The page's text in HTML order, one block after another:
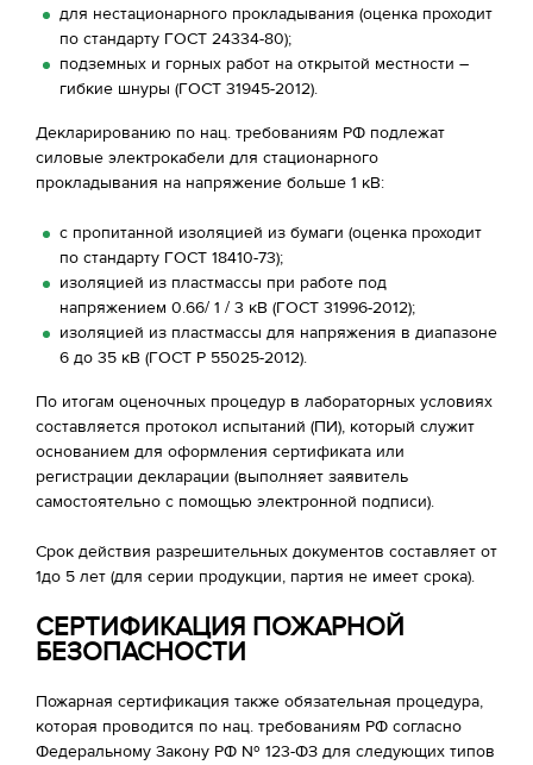
для нестационарного прокладывания (оценка проходит
по стандарту ГОСТ 24334-80);
подземных и горных работ на открытой местности –
гибкие шнуры (ГОСТ 31945-2012).
Декларированию по нац. требованиям РФ подлежат
силовые электрокабели для стационарного
прокладывания на напряжение больше 1 кВ:
с пропитанной изоляцией из бумаги (оценка проходит
по стандарту ГОСТ 18410-73);
изоляцией из пластмассы при работе под
напряжением 0.66/ 1 / 3 кВ (ГОСТ 31996-2012);
изоляцией из пластмассы для напряжения в диапазоне
6 до 35 кВ (ГОСТ Р 55025-2012).
По итогам оценочных процедур в лабораторных условиях
составляется протокол испытаний (ПИ), который служит
основанием для оформления сертификата или
регистрации декларации (выполняет заявитель
самостоятельно с помощью электронной подписи).
Срок действия разрешительных документов составляет от
1до 5 лет (для серии продукции, партия не имеет срока).
СЕРТИФИКАЦИЯ ПОЖАРНОЙ
БЕЗОПАСНОСТИ
Пожарная сертификация также обязательная процедура,
которая проводится по нац. требованиям РФ согласно
Федеральному Закону РФ № 123-ФЗ для следующих типов